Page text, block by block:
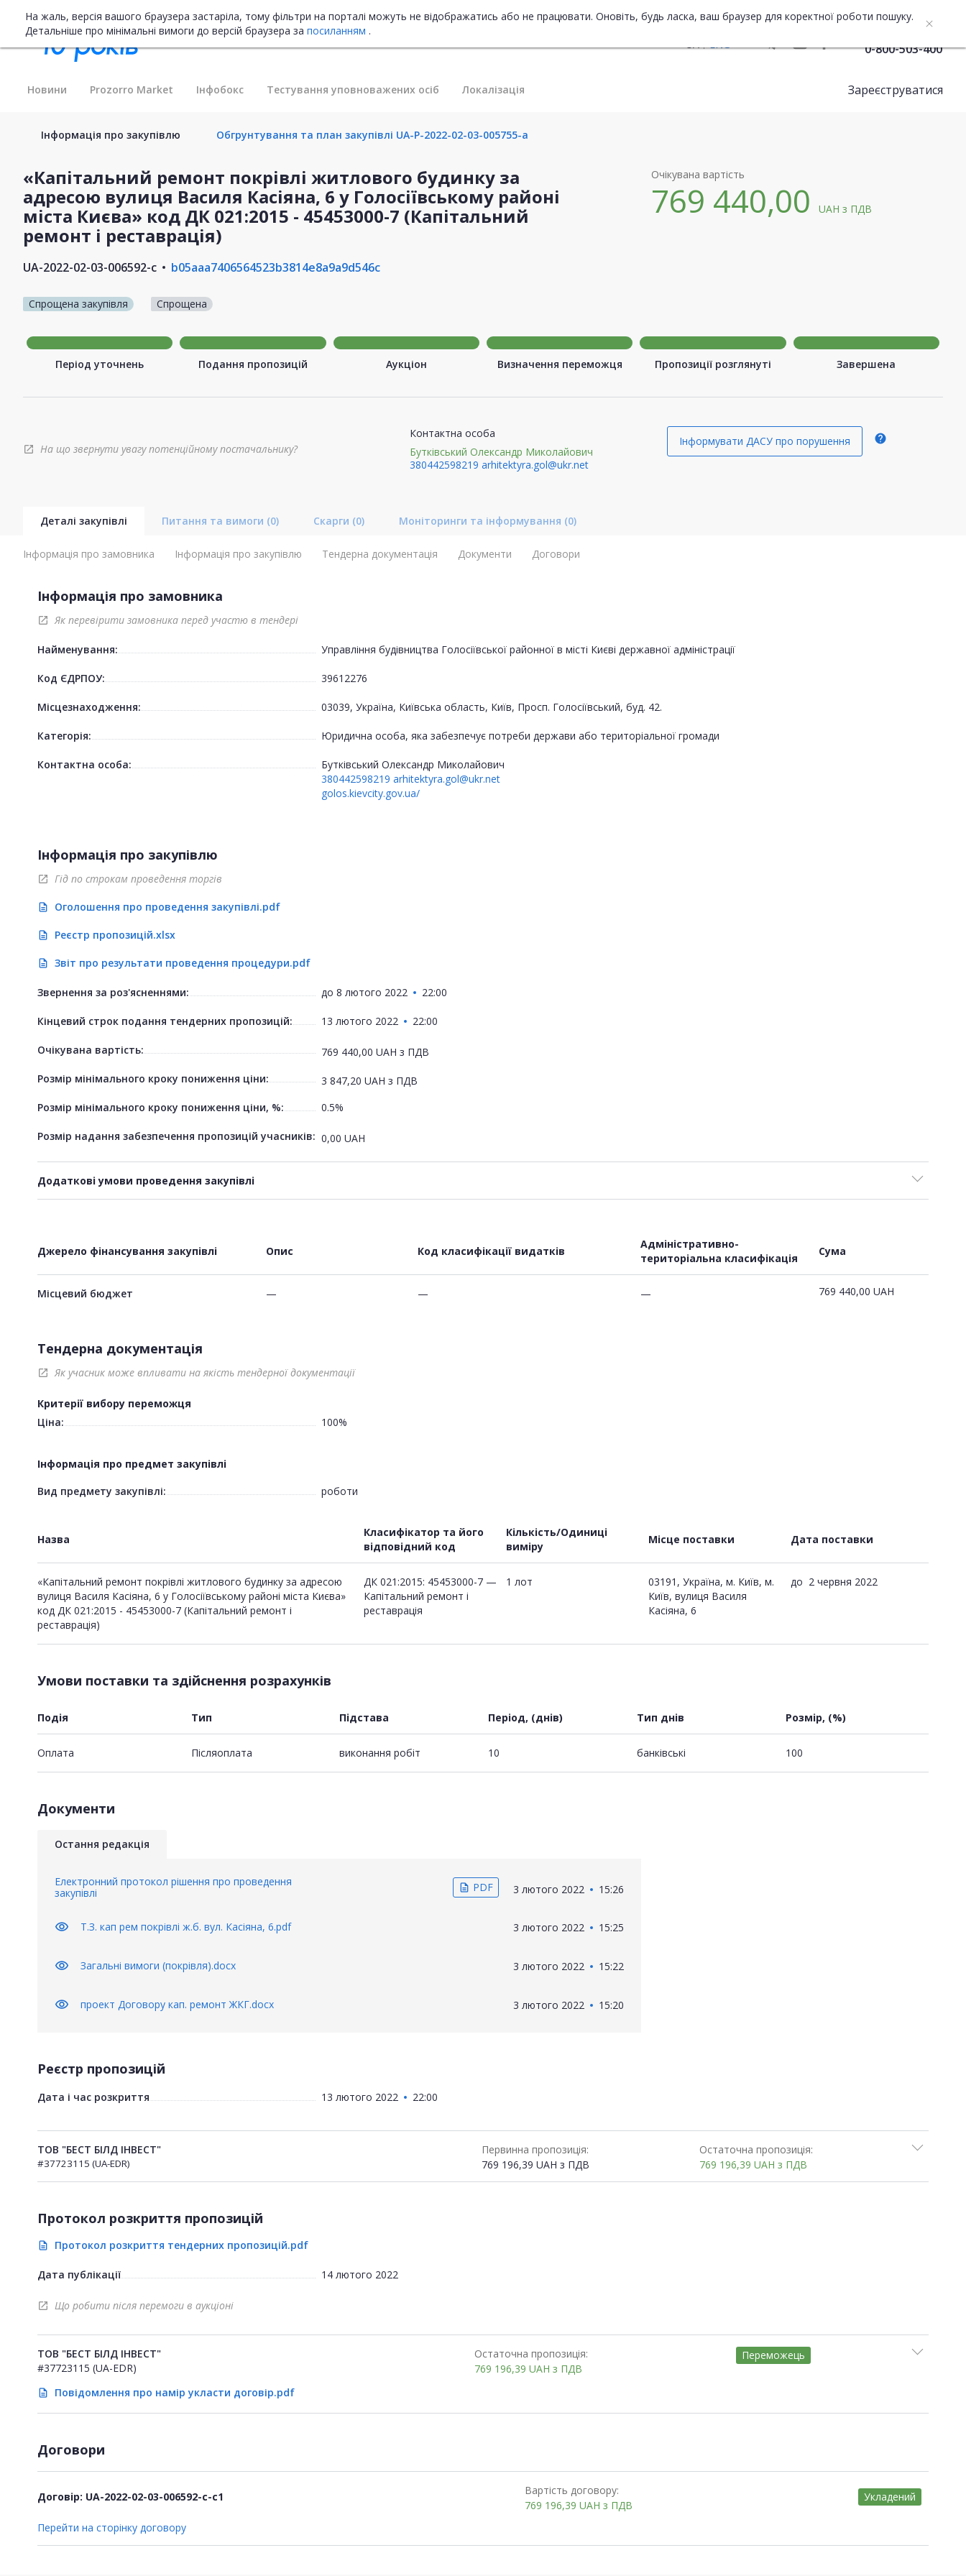
На жаль, версія вашого браузера застаріла, тому фільтри на порталі можуть не відображатись або не працювати. Оновіть, будь ласка, ваш браузер для коректної роботи пошуку.
Детальніше про мінімальні вимоги до версій браузера за посиланням .
UA
ENG 0-800-503-400
Новини Prozorro Market Інфобокс Тестування уповноважених осіб Локалізація Зареєструватися
Інформація про закупівлю Обгрунтування та план закупівлі UA-P-2022-02-03-005755-a
«Капітальний ремонт покрівлі житлового будинку за
адресою вулиця Василя Касіяна, 6 у Голосіївському районі
міста Києва» код ДК 021:2015 - 45453000-7 (Капітальний
ремонт і реставрація)
UA-2022-02-03-006592-c b05aaa7406564523b3814e8a9a9d546c
Спрощена закупівля Спрощена
Очікувана вартість
769 440,00UAHз ПДВ
Період уточнень Подання пропозицій Аукціон Визначення переможця Пропозиції розглянуті Завершена
open_in_new На що звернути увагу потенційному постачальнику?
Контактна особа
Бутківський Олександр Миколайович
380442598219 arhitektyra.gol@ukr.net
Інформувати ДАСУ про порушення help
Деталі закупівлі Питання та вимоги (0) Скарги (0) Моніторинги та інформування (0)
Інформація про замовника Інформація про закупівлю Тендерна документація Документи Договори
Інформація про замовника
open_in_new Як перевірити замовника перед участю в тендері
Найменування: Управління будівництва Голосіївської районної в місті Києві державної адміністрації
Код ЄДРПОУ: 39612276
Місцезнаходження: 03039, Україна, Київська область, Київ, Просп. Голосіївський, буд. 42.
Категорія: Юридична особа, яка забезпечує потреби держави або територіальної громади
Контактна особа:
Бутківський Олександр Миколайович
380442598219 arhitektyra.gol@ukr.net
golos.kievcity.gov.ua/
Інформація про закупівлю
open_in_new Гід по строкам проведення торгів
description Оголошення про проведення закупівлі.pdf
description Реєстр пропозицій.xlsx
description Звіт про результати проведення процедури.pdf
Звернення за роз'ясненнями: до 8 лютого 2022 22:00
Кінцевий строк подання тендерних пропозицій: 13 лютого 2022 22:00
Очікувана вартість: 769 440,00 UAH з ПДВ
Розмір мінімального кроку пониження ціни:
3 847,20 UAH з ПДВ
Розмір мінімального кроку пониження ціни, %:
0.5%
Розмір надання забезпечення пропозицій учасників: 0,00 UAH
Додаткові умови проведення закупівлі
Джерело фінансування закупівлі Опис Код класифікації видатків
Адміністративно-
територіальна класифікація
Сума
Місцевий бюджет — — — 769 440,00 UAH
Тендерна документація
open_in_new Як учасник може впливати на якість тендерної документації
Критерії вибору переможця
Ціна:
100%
Інформація про предмет закупівлі
Вид предмету закупівлі:
роботи
Назва
Класифікатор та його
відповідний код
Кількість/Одиниці
виміру
Місце поставки Дата поставки
«Капітальний ремонт покрівлі житлового будинку за адресою
вулиця Василя Касіяна, 6 у Голосіївському районі міста Києва»
код ДК 021:2015 - 45453000-7 (Капітальний ремонт і
реставрація)
ДК 021:2015: 45453000-7 —
Капітальний ремонт і
реставрація
1 лот
03191, Україна, м. Київ, м.
Київ, вулиця Василя
Касіяна, 6
до 2 червня 2022
Умови поставки та здійснення розрахунків
Подія Тип Підстава Період, (днів) Тип днів Розмір, (%)
Оплата Пiсляоплата виконання робіт 10 банківські 100
Документи
Остання редакція
Електронний протокол рішення про проведення
закупівлі
description PDF 3 лютого 2022 15:26
visibility Т.З. кап рем покрівлі ж.б. вул. Касіяна, 6.pdf 3 лютого 2022 15:25
visibility Загальні вимоги (покрівля).docx 3 лютого 2022 15:22
visibility проект Договору кап. ремонт ЖКГ.docx 3 лютого 2022 15:20
Реєстр пропозицій
Дата і час розкриття 13 лютого 2022 22:00
ТОВ "БЕСТ БІЛД ІНВЕСТ"
#37723115 (UA-EDR)
Первинна пропозиція:
769 196,39 UAH з ПДВ
Остаточна пропозиція:
769 196,39UAHз ПДВ
Протокол розкриття пропозицій
description Протокол розкриття тендерних пропозицій.pdf
Дата публікації 14 лютого 2022
open_in_new Що робити після перемоги в аукціоні
ТОВ "БЕСТ БІЛД ІНВЕСТ"
#37723115 (UA-EDR)
description Повідомлення про намір укласти договір.pdf
Остаточна пропозиція:
769 196,39 UAH з ПДВ
Переможець
Договори
Договір: UA-2022-02-03-006592-c-c1
Вартість договору:
769 196,39 UAH з ПДВ
Укладений
Перейти на сторінку договору